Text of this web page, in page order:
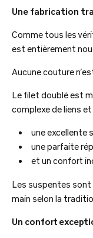
Une fabrication
Comme tous les
est entièrement
Aucune couture
Le filet doublé est
complexe de liens
une excellente
une parfaite
et un confort
Les suspentes sont
main selon la
Un confort